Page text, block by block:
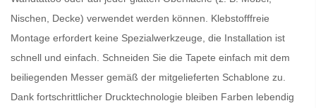
Nischen, Decke) verwendet werden können. Klebstofffreie
Montage erfordert keine Spezialwerkzeuge, die Installation ist
schnell und einfach . Schneiden Sie die Tapete einfach mit dem
beiliegenden Messer gemäß der mitgelieferten Schablone zu.
Dank fortschrittlicher Drucktechnologie bleiben Farben lebendig